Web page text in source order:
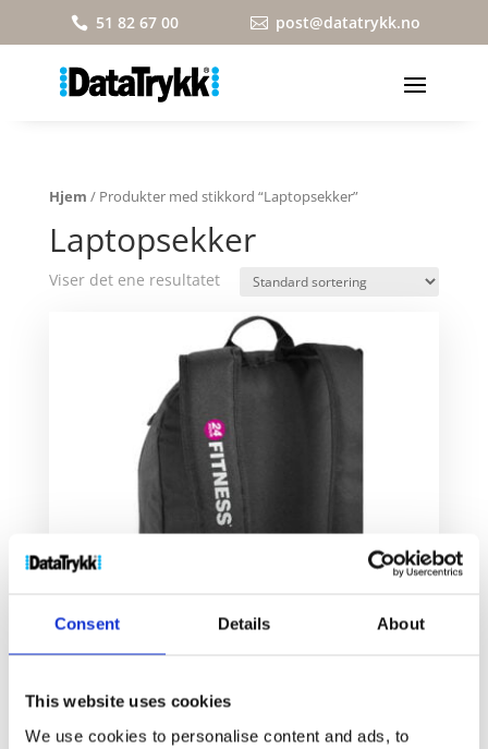
Consent Details About
This website uses cookies
We use cookies to personalise content and ads, to
 51 82 67 00  post@datatrykk.no
Hjem / Produkter med stikkord “Laptopsekker”
Laptopsekker
Viser det ene resultatet
Benton 15″ PC sekk 15L